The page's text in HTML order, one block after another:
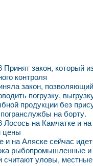
Принят закон, который
контроля
закон,
погрузку,
продукции без
на борту.
Лосось на Камчатке и
цены
и на Аляске сейчас
рыбопромышленные
считают уловы,